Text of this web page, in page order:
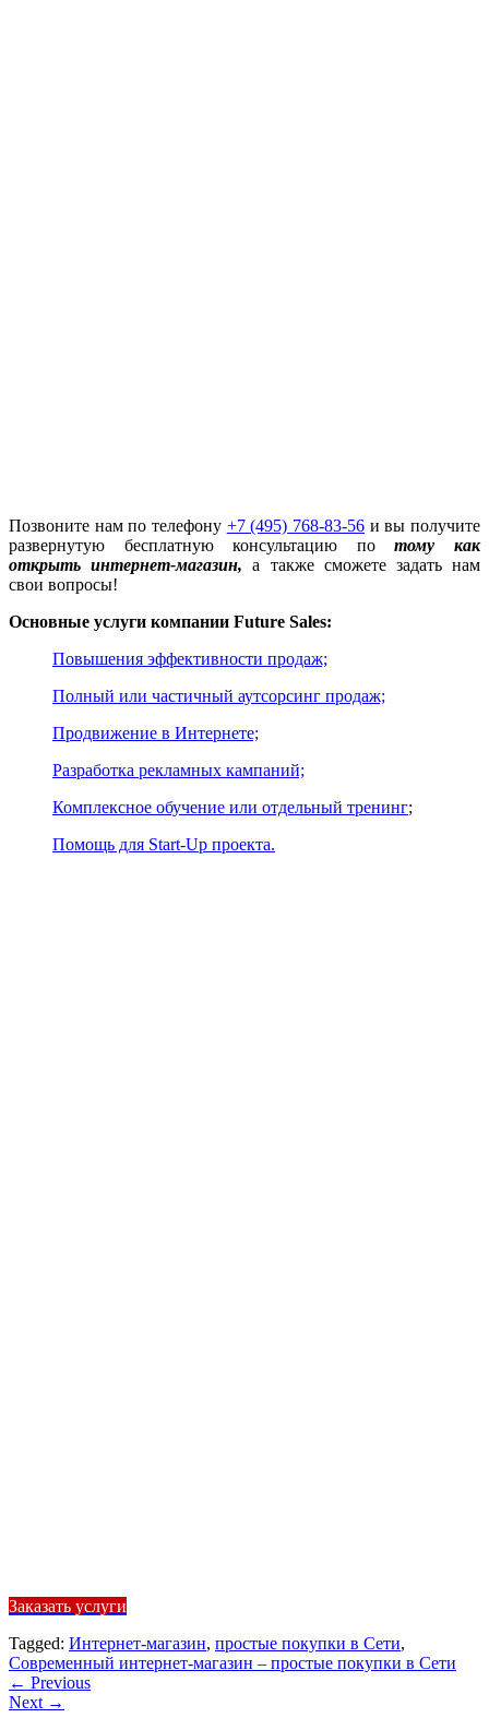
Позвоните нам по телефону +7 (495) 768-83-56 и вы получите
развернутую бесплатную консультацию потому как
открыть интернет-магазин,а также сможете задать нам
свои вопросы!
Основные услуги компании Future Sales:
Повышения эффективности продаж;
Полный или частичный аутсорсинг продаж;
Продвижение в Интернете;
Разработка рекламных кампаний;
Комплексное обучение или отдельный тренинг;
Помощь для Start-Up проекта.
Заказать услуги
Tagged: Интернет-магазин, простые покупки в Сети,
Современный интернет-магазин – простые покупки в Сети
← Previous
Next →